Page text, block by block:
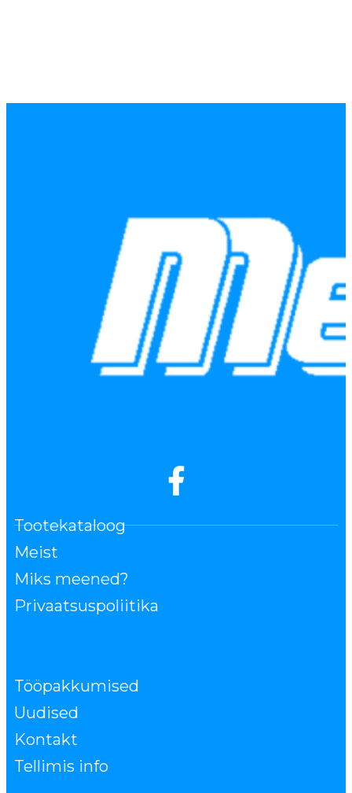
Tootekataloog
Meist
Miks meened?
Privaatsuspoliitika
Tööpakkumised
Uudised
Kontakt
Tellimis info